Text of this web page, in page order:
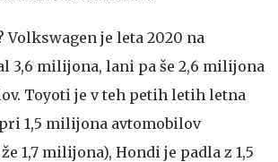
Volkswagen je leta 2020 na
3,6 milijona, lani pa še 2,6 milijona
Toyoti je v teh petih letih letna
1,5 milijona avtomobilov
1,7 milijona), Hondi je padla z 1,5